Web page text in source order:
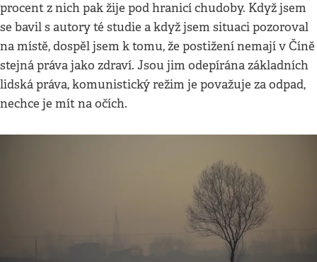
procent z nich pak žije pod hranicí chudoby. Když jsem
se bavil s autory té studie a když jsem situaci pozoroval
na místě, dospěl jsem k tomu, že postižení nemají v Číně
stejná práva jako zdraví. Jsou jim odepírána základních
lidská práva, komunistický režim je považuje za odpad,
nechce je mít na očích.